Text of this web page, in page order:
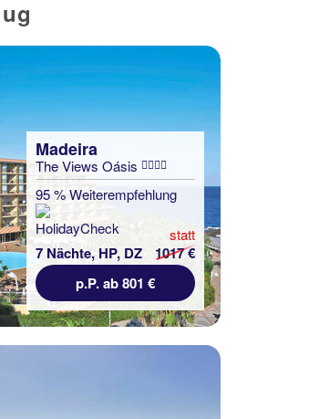
Madeira
The Views Oásis
95 % Weiterempfehlung
7 Nächte, HP, DZ
statt
1017 €
p.P. ab 801 €